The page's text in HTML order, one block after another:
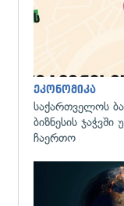
ეკონომიკა
საქართველოს
ბიზნესის ჯაჭვში
ჩაერთო